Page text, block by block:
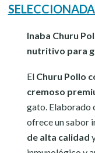
Inaba Churu
nutritivo para
El Churu Pollo
cremoso
gato. Elaborado
ofrece un sabor
de alta calidad